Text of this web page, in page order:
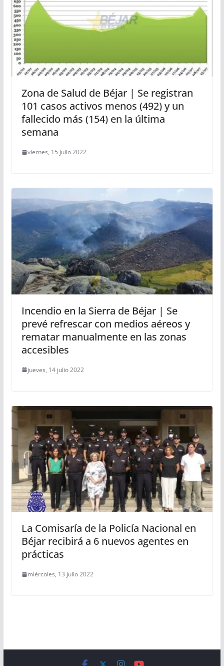
Zona de Salud de Béjar | Se registran
101 casos activos menos (492) y un
fallecido más (154) en la última
semana
viernes, 15 julio 2022
Incendio en la Sierra de Béjar | Se
prevé refrescar con medios aéreos y
rematar manualmente en las zonas
accesibles
jueves, 14 julio 2022
La Comisaría de la Policía Nacional en
Béjar recibirá a 6 nuevos agentes en
prácticas
miércoles, 13 julio 2022